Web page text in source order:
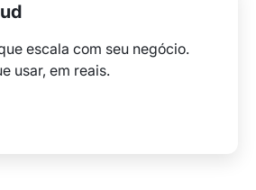
escala com seu negócio.
usar, em reais.